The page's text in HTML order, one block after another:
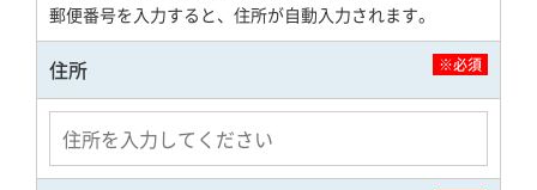
郵便番号を入力すると、住所が自動入力されます。
住所 ※必須